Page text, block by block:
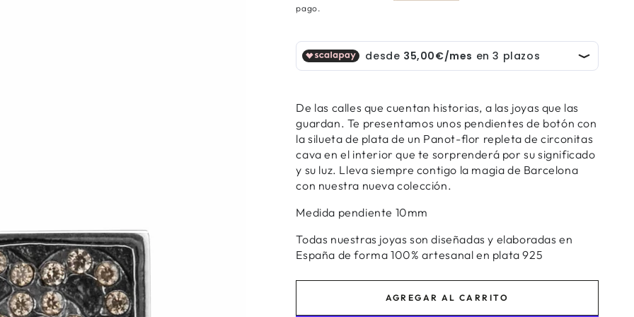
pago.
De las calles que cuentan historias, a las joyas que las
guardan. Te presentamos unos pendientes de botón con
la silueta de plata de un Panot-flor repleta de circonitas
cava en el interior que te sorprenderá por su significado
y su luz. Lleva siempre contigo la magia de Barcelona
con nuestra nueva colección.
Medida pendiente 10mm
Todas nuestras joyas son diseñadas y elaboradas en
España de forma 100% artesanal en plata 925
AGREGAR AL CARRITO